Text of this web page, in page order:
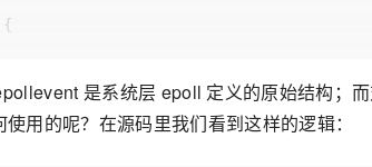
{
是系统层 epoll 定义的原始结构；
用的呢？在源码里我们看到这样的逻辑：